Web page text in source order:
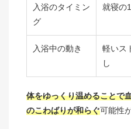
入浴のタイミン
グ
就寝の
入浴中の動き
軽いス
し
体をゆっくり温めることで
のこわばりが和らぐ可能性